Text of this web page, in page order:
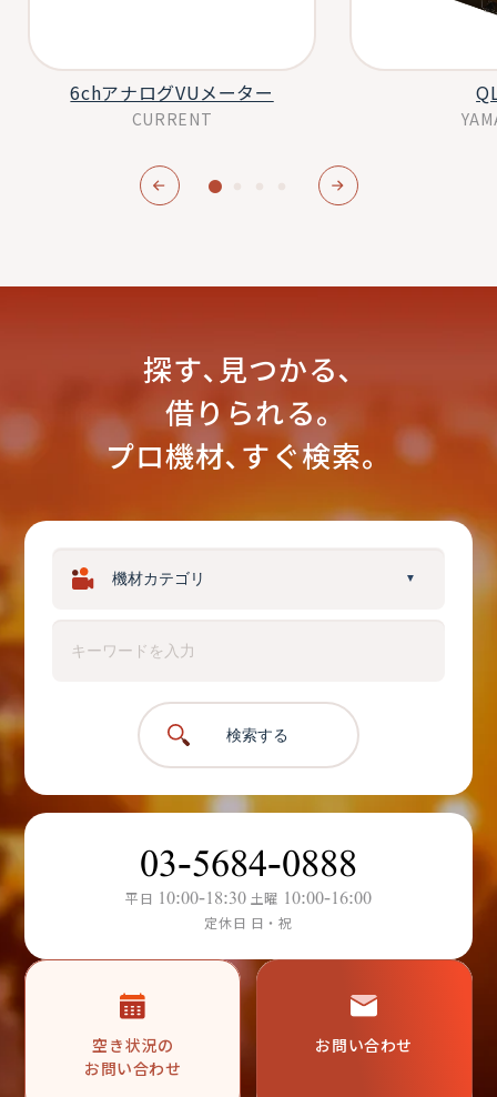
6chアナログVUメーター
CURRENT
探す､見つかる､
借りられる｡
プロ機材､すぐ検索。
▼
検索する
03-5684-0888
平日 10:00-18:30 土曜 10:00-16:00
定休日 日・祝
空き状況の
お問い合わせ
お問い合わせ